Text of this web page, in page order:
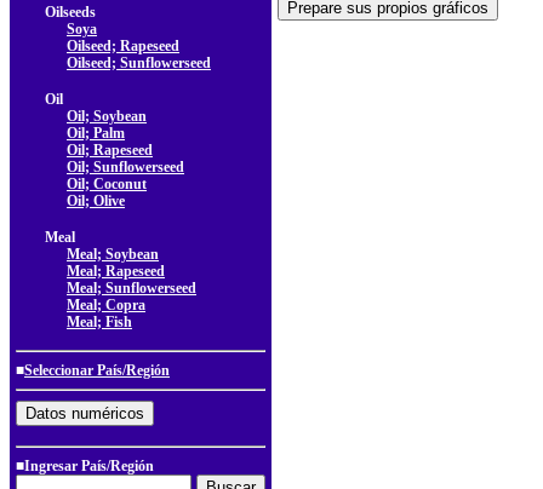
Oilseeds
Soya
Oilseed; Rapeseed
Oilseed; Sunflowerseed
Oil
Oil; Soybean
Oil; Palm
Oil; Rapeseed
Oil; Sunflowerseed
Oil; Coconut
Oil; Olive
Meal
Meal; Soybean
Meal; Rapeseed
Meal; Sunflowerseed
Meal; Copra
Meal; Fish
■Seleccionar País/Región
■Ingresar País/Región